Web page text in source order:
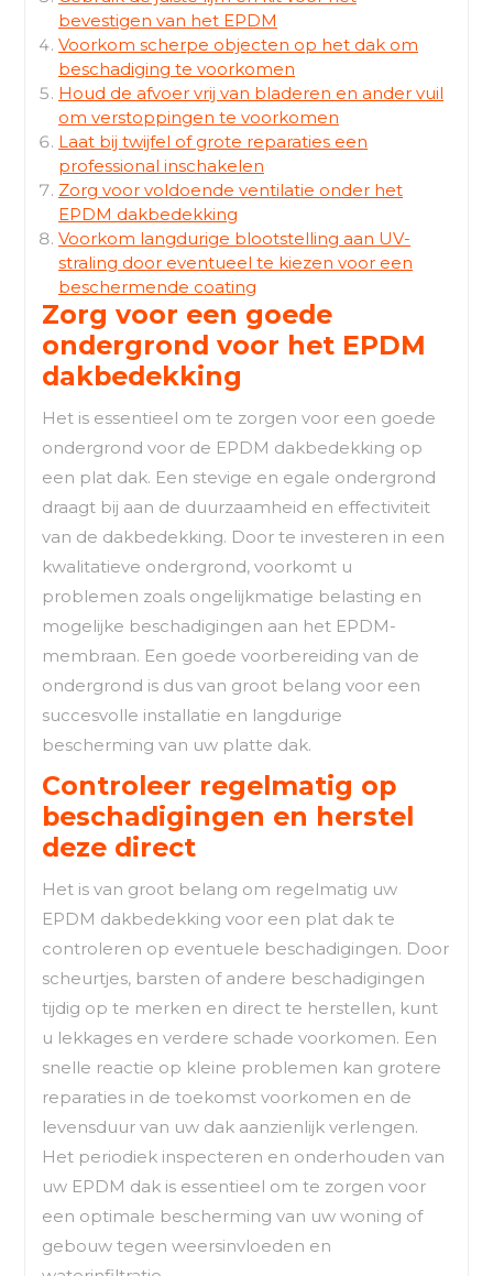
bevestigen van het EPDM
Voorkom scherpe objecten op het dak om
beschadiging te voorkomen
Houd de afvoer vrij van bladeren en ander vuil
om verstoppingen te voorkomen
Laat bij twijfel of grote reparaties een
professional inschakelen
Zorg voor voldoende ventilatie onder het
EPDM dakbedekking
Voorkom langdurige blootstelling aan UV-
straling door eventueel te kiezen voor een
beschermende coating
Zorg voor een goede
ondergrond voor het EPDM
dakbedekking
Het is essentieel om te zorgen voor een goede
ondergrond voor de EPDM dakbedekking op
een plat dak. Een stevige en egale ondergrond
draagt bij aan de duurzaamheid en effectiviteit
van de dakbedekking. Door te investeren in een
kwalitatieve ondergrond, voorkomt u
problemen zoals ongelijkmatige belasting en
mogelijke beschadigingen aan het EPDM-
membraan. Een goede voorbereiding van de
ondergrond is dus van groot belang voor een
succesvolle installatie en langdurige
bescherming van uw platte dak.
Controleer regelmatig op
beschadigingen en herstel
deze direct
Het is van groot belang om regelmatig uw
EPDM dakbedekking voor een plat dak te
controleren op eventuele beschadigingen. Door
scheurtjes, barsten of andere beschadigingen
tijdig op te merken en direct te herstellen, kunt
u lekkages en verdere schade voorkomen. Een
snelle reactie op kleine problemen kan grotere
reparaties in de toekomst voorkomen en de
levensduur van uw dak aanzienlijk verlengen.
Het periodiek inspecteren en onderhouden van
uw EPDM dak is essentieel om te zorgen voor
een optimale bescherming van uw woning of
gebouw tegen weersinvloeden en